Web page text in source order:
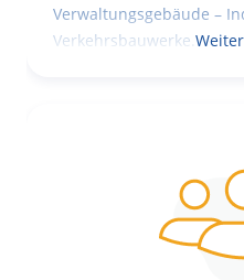
Verwaltungsgebäude –
Verkehrsbauwerke.